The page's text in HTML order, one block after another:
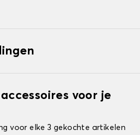
voor je
voor elke 3 gekochte artikelen